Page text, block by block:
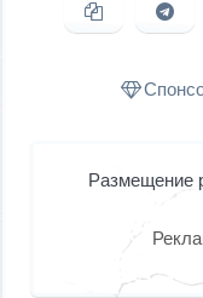
Размещение